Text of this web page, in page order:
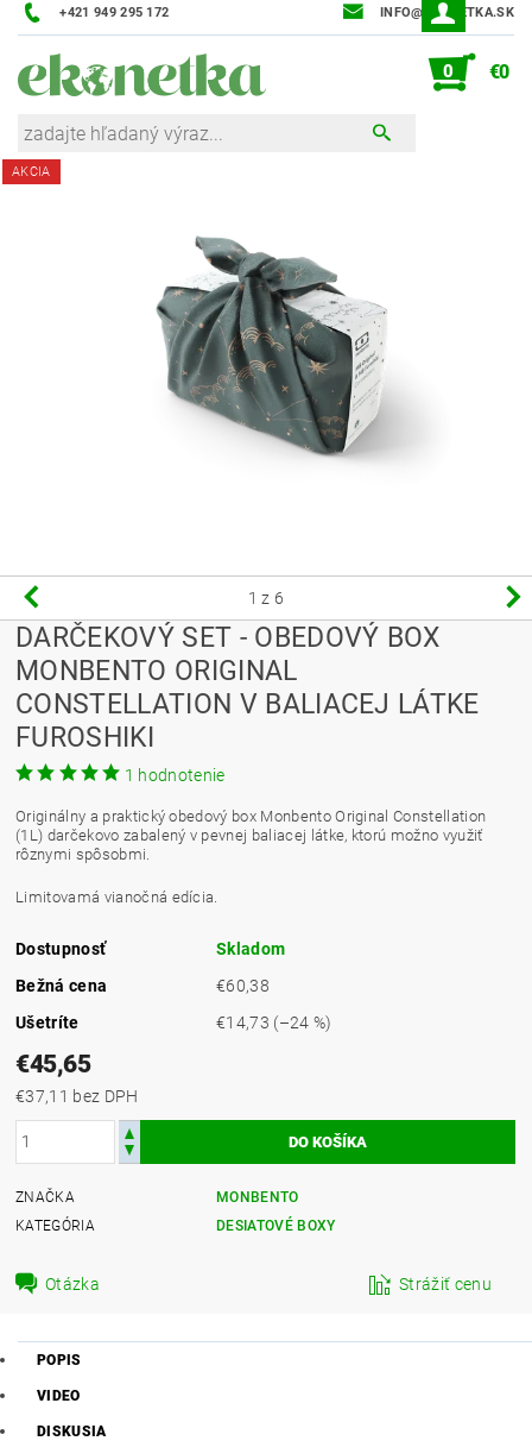
+421 949 295 172 INFO@EKONETKA.SK
0 €0
AKCIA
1 z 6
DARČEKOVÝ SET - OBEDOVÝ BOX
MONBENTO ORIGINAL
CONSTELLATION V BALIACEJ LÁTKE
FUROSHIKI
1 hodnotenie
Originálny a praktický obedový box Monbento Original Constellation
(1L) darčekovo zabalený v pevnej baliacej látke, ktorú možno využiť
rôznymi spôsobmi.
Limitovamá vianočná edícia.
Dostupnosť
Skladom
Bežná cena
€60,38
Ušetríte
€14,73 (–24 %)
€45,65
€37,11 bez DPH
ZNAČKA
MONBENTO
KATEGÓRIA
DESIATOVÉ BOXY
Otázka Strážiť cenu
POPIS
VIDEO
DISKUSIA